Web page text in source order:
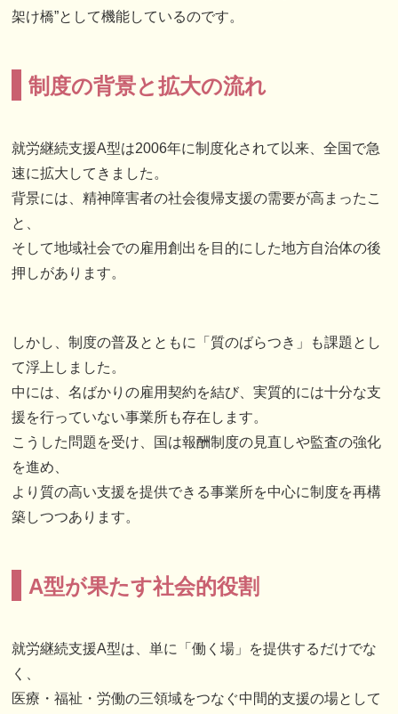
架け橋”として機能しているのです。
制度の背景と拡大の流れ
就労継続支援A型は2006年に制度化されて以来、全国で急
速に拡大してきました。
背景には、精神障害者の社会復帰支援の需要が高まったこ
と、
そして地域社会での雇用創出を目的にした地方自治体の後
押しがあります。
しかし、制度の普及とともに「質のばらつき」も課題とし
て浮上しました。
中には、名ばかりの雇用契約を結び、実質的には十分な支
援を行っていない事業所も存在します。
こうした問題を受け、国は報酬制度の見直しや監査の強化
を進め、
より質の高い支援を提供できる事業所を中心に制度を再構
築しつつあります。
A型が果たす社会的役割
就労継続支援A型は、単に「働く場」を提供するだけでな
く、
医療・福祉・労働の三領域をつなぐ中間的支援の場として